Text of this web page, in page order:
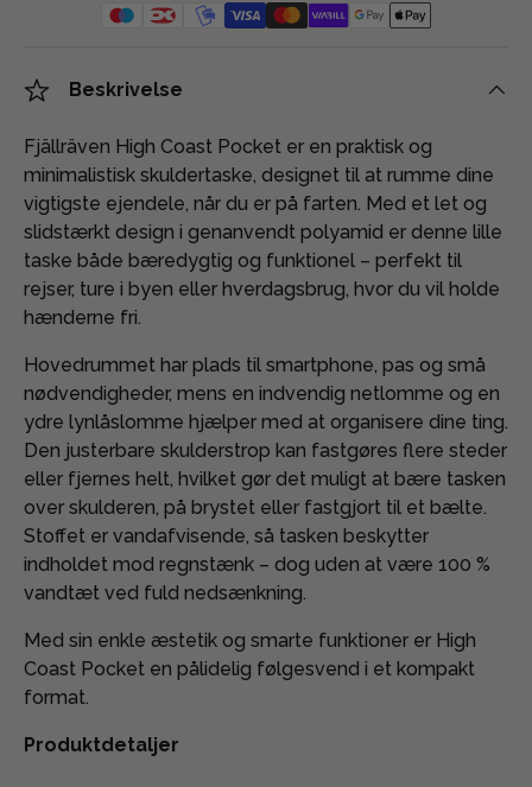
Beskrivelse
Fjällräven High Coast Pocket er en praktisk og
minimalistisk skuldertaske, designet til at rumme dine
vigtigste ejendele, når du er på farten. Med et let og
slidstærkt design i genanvendt polyamid er denne lille
taske både bæredygtig og funktionel – perfekt til
rejser, ture i byen eller hverdagsbrug, hvor du vil holde
hænderne fri.
Hovedrummet har plads til smartphone, pas og små
nødvendigheder, mens en indvendig netlomme og en
ydre lynlåslomme hjælper med at organisere dine ting.
Den justerbare skulderstrop kan fastgøres flere steder
eller fjernes helt, hvilket gør det muligt at bære tasken
over skulderen, på brystet eller fastgjort til et bælte.
Stoffet er vandafvisende, så tasken beskytter
indholdet mod regnstænk – dog uden at være 100 %
vandtæt ved fuld nedsænkning.
Med sin enkle æstetik og smarte funktioner er High
Coast Pocket en pålidelig følgesvend i et kompakt
format.
Produktdetaljer